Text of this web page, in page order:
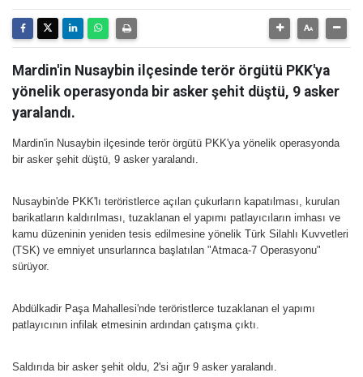
Mardin'in Nusaybin ilçesinde terör örgütü PKK'ya
yönelik operasyonda bir asker şehit düştü, 9 asker
yaralandı.
Mardin'in Nusaybin ilçesinde terör örgütü PKK'ya yönelik operasyonda
bir asker şehit düştü, 9 asker yaralandı.
Nusaybin'de PKK'lı teröristlerce açılan çukurların kapatılması, kurulan
barikatların kaldırılması, tuzaklanan el yapımı patlayıcıların imhası ve
kamu düzeninin yeniden tesis edilmesine yönelik Türk Silahlı Kuvvetleri
(TSK) ve emniyet unsurlarınca başlatılan "Atmaca-7 Operasyonu"
sürüyor.
Abdülkadir Paşa Mahallesi'nde teröristlerce tuzaklanan el yapımı
patlayıcının infilak etmesinin ardından çatışma çıktı.
Saldırıda bir asker şehit oldu, 2'si ağır 9 asker yaralandı.